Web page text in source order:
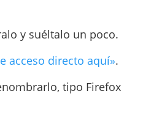
y suéltalo un poco.
acceso directo aquí».
tipo Firefox